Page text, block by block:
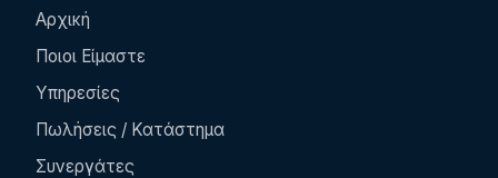
Αρχική
Ποιοι Είμαστε
Υπηρεσίες
Πωλήσεις / Κατάστημα
Συνεργάτες